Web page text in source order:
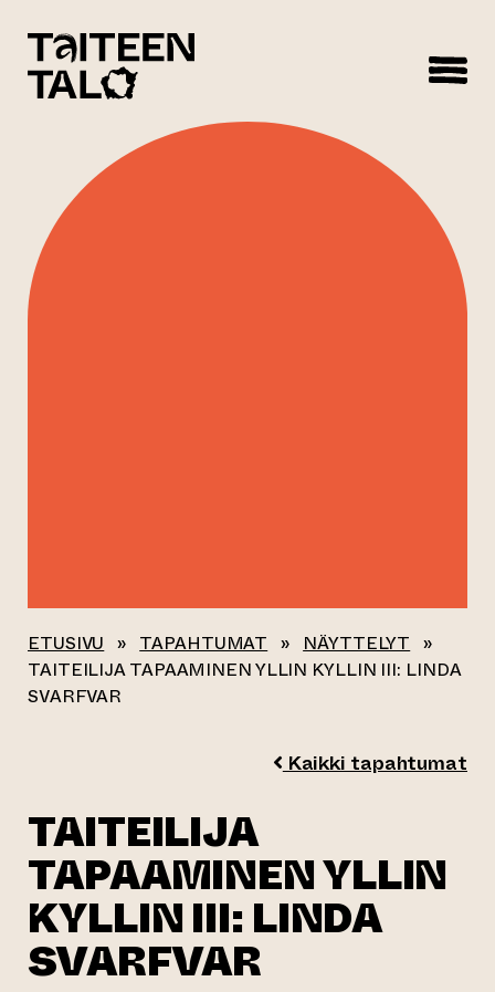
ETUSIVU » TAPAHTUMAT » NÄYTTELYT »
TAITEILIJA TAPAAMINEN YLLIN KYLLIN III: LINDA
SVARFVAR
Kaikki tapahtumat
TAITEILIJA
TAPAAMINEN YLLIN
KYLLIN III: LINDA
SVARFVAR